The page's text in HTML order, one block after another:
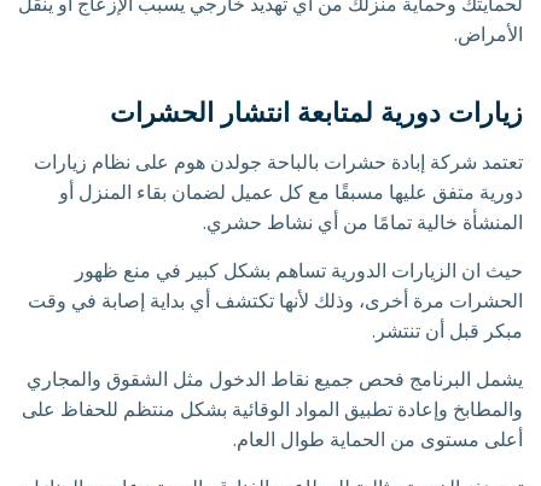
الأمراض.
زيارات دورية لمتابعة انتشار الحشرات
تعتمد شركة إبادة حشرات بالباحة جولدن هوم على نظام زيارات
دورية متفق عليها مسبقًا مع كل عميل لضمان بقاء المنزل أو
المنشأة خالية تمامًا من أي نشاط حشري.
حيث ان الزيارات الدورية تساهم بشكل كبير في منع ظهور
الحشرات مرة أخرى، وذلك لأنها تكتشف أي بداية إصابة في وقت
مبكر قبل أن تنتشر.
يشمل البرنامج فحص جميع نقاط الدخول مثل الشقوق والمجاري
والمطابخ وإعادة تطبيق المواد الوقائية بشكل منتظم للحفاظ على
أعلى مستوى من الحماية طوال العام.